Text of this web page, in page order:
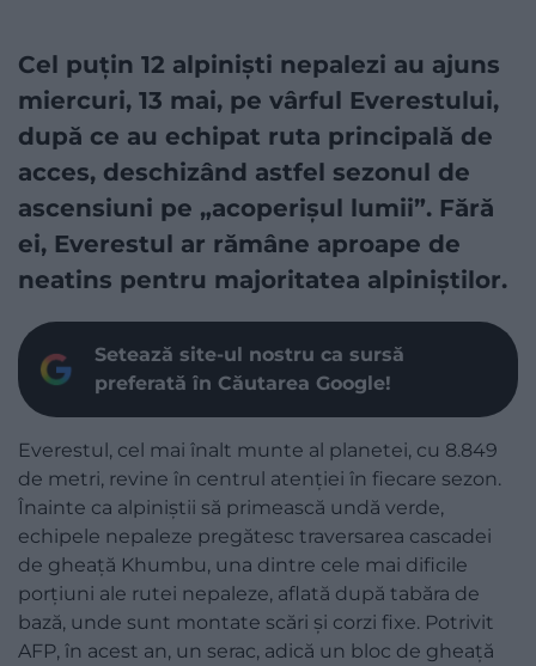
Cel puțin 12 alpiniști nepalezi au ajuns
miercuri, 13 mai, pe vârful Everestului,
după ce au echipat ruta principală de
acces, deschizând astfel sezonul de
ascensiuni pe „acoperișul lumii”. Fără
ei, Everestul ar rămâne aproape de
neatins pentru majoritatea alpiniștilor.
Setează site-ul nostru ca sursă
preferată în Căutarea Google!
Everestul, cel mai înalt munte al planetei, cu 8.849
de metri, revine în centrul atenției în fiecare sezon.
Înainte ca alpiniștii să primească undă verde,
echipele nepaleze pregătesc traversarea cascadei
de gheață Khumbu, una dintre cele mai dificile
porțiuni ale rutei nepaleze, aflată după tabăra de
bază, unde sunt montate scări și corzi fixe. Potrivit
AFP, în acest an, un serac, adică un bloc de gheață